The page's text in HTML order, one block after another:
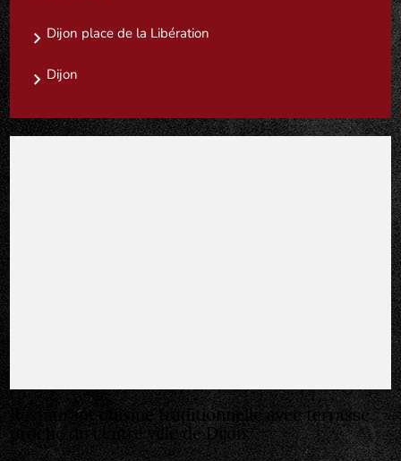
Dijon place de la Libération
Dijon
Restaurant cuisine traditionnelle avec terrasse
proche du centre ville de Dijon